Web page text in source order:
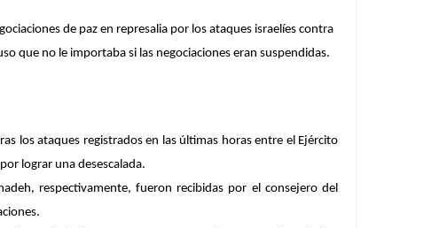
de paz en represalia por los ataques israelíes contra
que no le importaba si las negociaciones eran suspendidas.
los ataques registrados en las últimas horas entre el Ejército
lograr una desescalada.
respectivamente, fueron recibidas por el consejero del